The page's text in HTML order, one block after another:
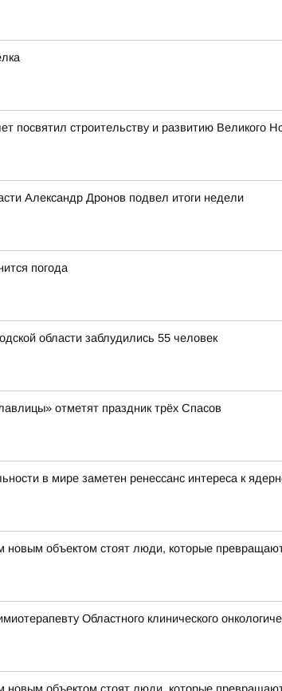
посвятил строительству и развитию Великого
Александр Дронов подвел итоги недели
погода
области заблудились 55 человек
отметят праздник трёх Спасов
в мире заметен ренессанс интереса к
новым объектом стоят люди, которые
Областного клинического